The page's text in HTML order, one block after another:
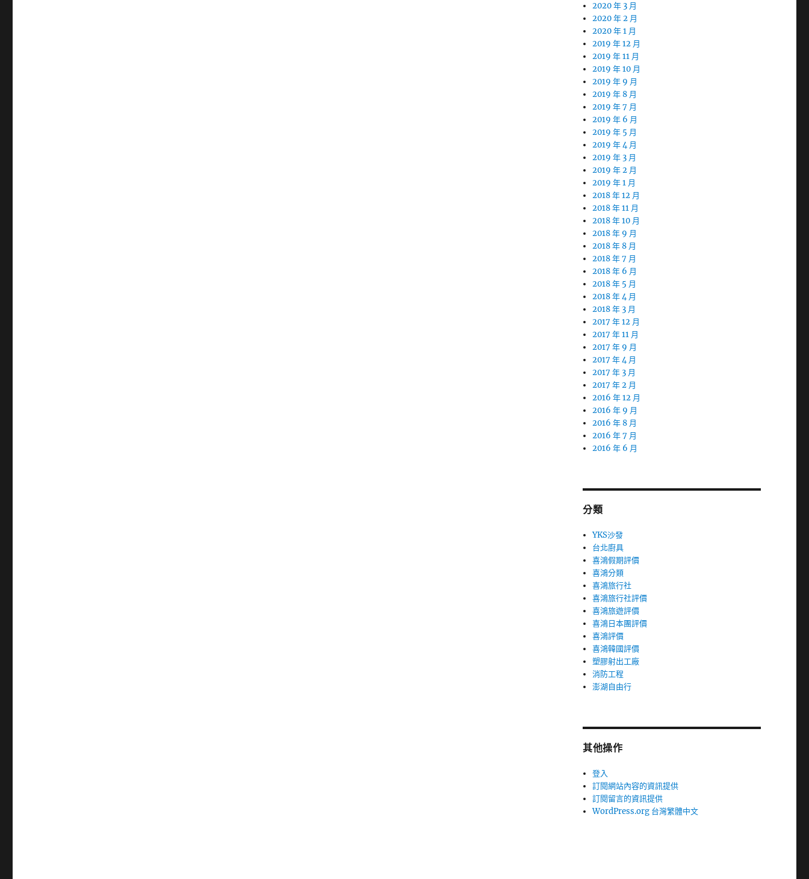
2020 年 3 月
2020 年 2 月
2020 年 1 月
2019 年 12 月
2019 年 11 月
2019 年 10 月
2019 年 9 月
2019 年 8 月
2019 年 7 月
2019 年 6 月
2019 年 5 月
2019 年 4 月
2019 年 3 月
2019 年 2 月
2019 年 1 月
2018 年 12 月
2018 年 11 月
2018 年 10 月
2018 年 9 月
2018 年 8 月
2018 年 7 月
2018 年 6 月
2018 年 5 月
2018 年 4 月
2018 年 3 月
2017 年 12 月
2017 年 11 月
2017 年 9 月
2017 年 4 月
2017 年 3 月
2017 年 2 月
2016 年 12 月
2016 年 9 月
2016 年 8 月
2016 年 7 月
2016 年 6 月
分類
YKS沙發
台北廚具
喜鴻假期評價
喜鴻分類
喜鴻旅行社
喜鴻旅行社評價
喜鴻旅遊評價
喜鴻日本團評價
喜鴻評價
喜鴻韓國評價
塑膠射出工廠
消防工程
澎湖自由行
其他操作
登入
訂閱網站內容的資訊提供
訂閱留言的資訊提供
WordPress.org 台灣繁體中文